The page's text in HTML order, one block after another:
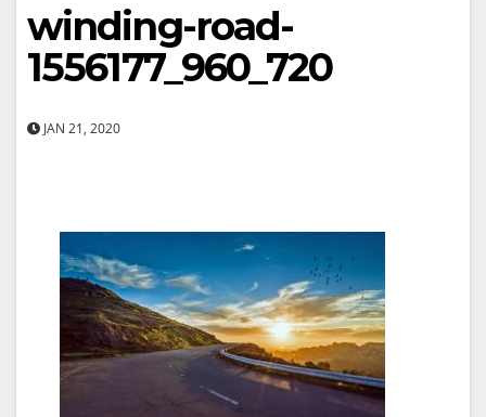
winding-road-
1556177_960_720
JAN 21, 2020